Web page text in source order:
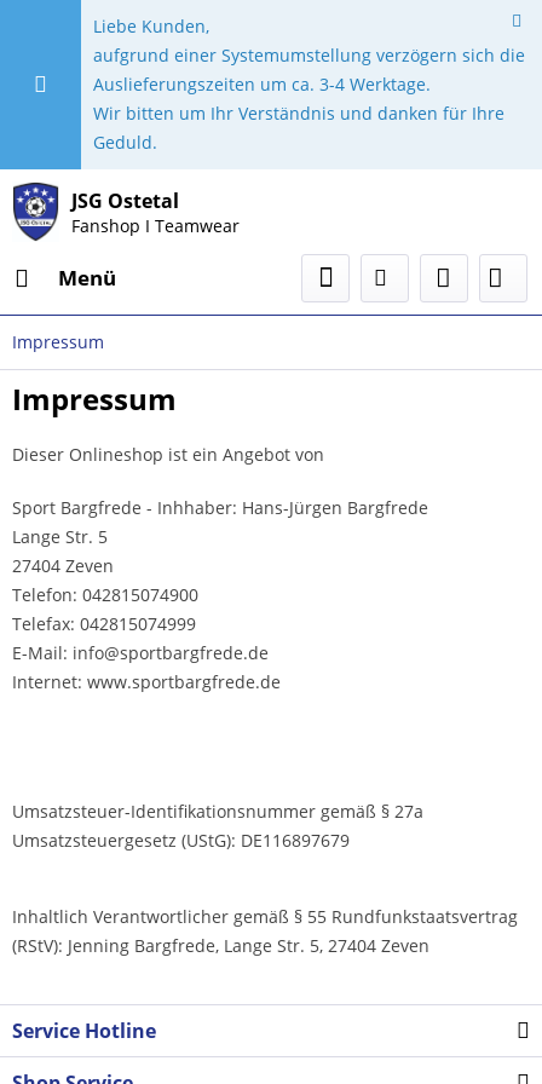
Liebe Kunden,
aufgrund einer Systemumstellung verzögern sich die
Auslieferungszeiten um ca. 3-4 Werktage.
Wir bitten um Ihr Verständnis und danken für Ihre
Geduld.
JSG Ostetal
Fanshop I Teamwear
Menü
Impressum
Impressum
Dieser Onlineshop ist ein Angebot von
Sport Bargfrede - Inhhaber: Hans-Jürgen Bargfrede
Lange Str. 5
27404 Zeven
Telefon: 042815074900
Telefax: 042815074999
E-Mail: info@sportbargfrede.de
Internet: www.sportbargfrede.de
Umsatzsteuer-Identifikationsnummer gemäß § 27a
Umsatzsteuergesetz (UStG): DE116897679
Inhaltlich Verantwortlicher gemäß § 55 Rundfunkstaatsvertrag
(RStV): Jenning Bargfrede, Lange Str. 5, 27404 Zeven
Service Hotline